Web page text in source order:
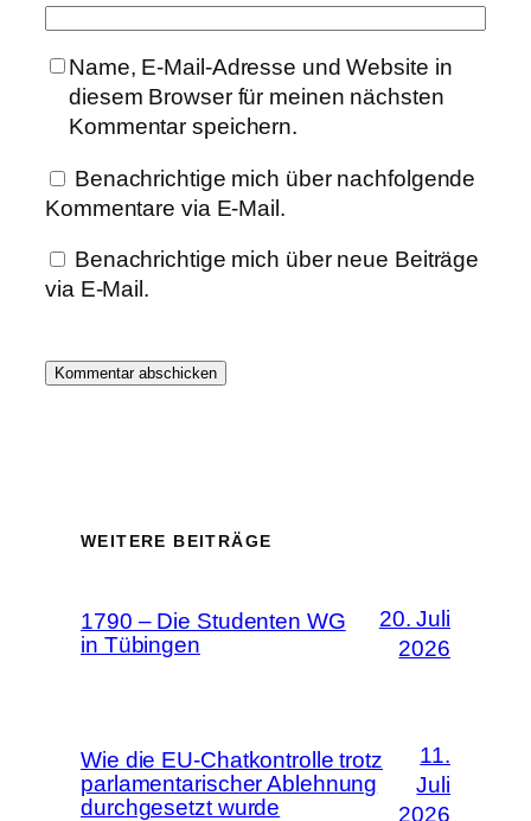
Name, E-Mail-Adresse und Website in
diesem Browser für meinen nächsten
Kommentar speichern.
Benachrichtige mich über nachfolgende
Kommentare via E-Mail.
Benachrichtige mich über neue Beiträge
via E-Mail.
WEITERE BEITRÄGE
1790 – Die Studenten WG
in Tübingen
20. Juli
2026
Wie die EU-Chatkontrolle trotz
parlamentarischer Ablehnung
durchgesetzt wurde
11.
Juli
2026